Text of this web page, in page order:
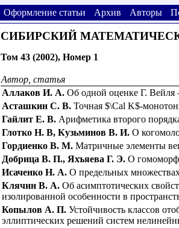
Оформление статьи Архив Авторы
СИБИРСКИЙ
Том 43 (2002), Номер 1
Автор, статья
Аллаков И. А. Об одной оценке Г.
Асташкин С. В. Точная $\Cal K$-
Гайлит Е. В. Арифметика второго
Глотко Н. В, Кузьминов В. И. О
Гордиенко В. М. Матричные элементы
Добрица В. П., Яхъяева Г. Э. О
Исаченко Н. А. О предельных
Клячин В. А. Об асимптотических
изолированной особенности в
Копылов А. П. Устойчивость классов
эллиптических решений систем